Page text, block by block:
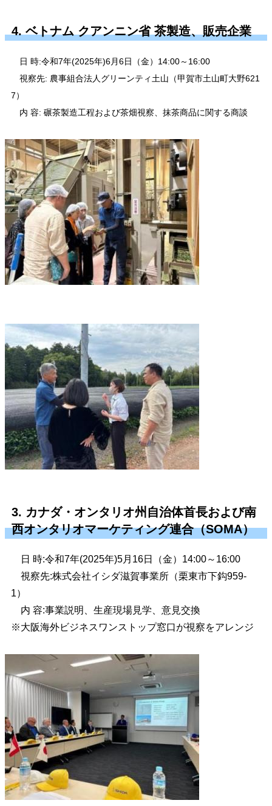
4. ベトナム クアンニン省 茶製造、販売企業
日 時:令和7年(2025年)6月6日（金）14:00～16:00
視察先: 農事組合法人グリーンティ土山（甲賀市土山町大野621
7）
内 容: 碾茶製造工程および茶畑視察、抹茶商品に関する商談
3. カナダ・オンタリオ州自治体首長および南
西オンタリオマーケティング連合（SOMA）
日 時:令和7年(2025年)5月16日（金）14:00～16:00
視察先:株式会社イシダ滋賀事業所（栗東市下鈎959-
1）
内 容:事業説明、生産現場見学、意見交換
※大阪海外ビジネスワンストップ窓口が視察をアレンジ